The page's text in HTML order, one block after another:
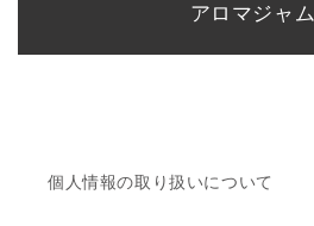
アロマジャム
個人情報の取り扱いについて